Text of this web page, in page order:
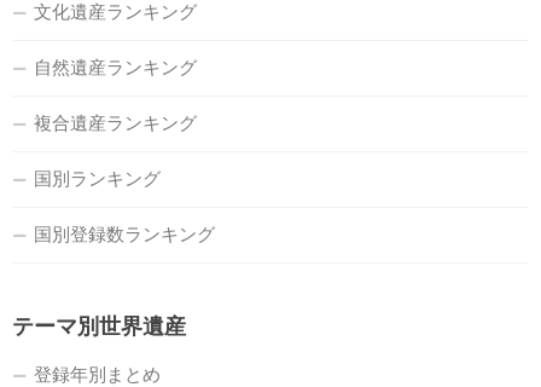
文化遺産ランキング
自然遺産ランキング
複合遺産ランキング
国別ランキング
国別登録数ランキング
テーマ別世界遺産
登録年別まとめ